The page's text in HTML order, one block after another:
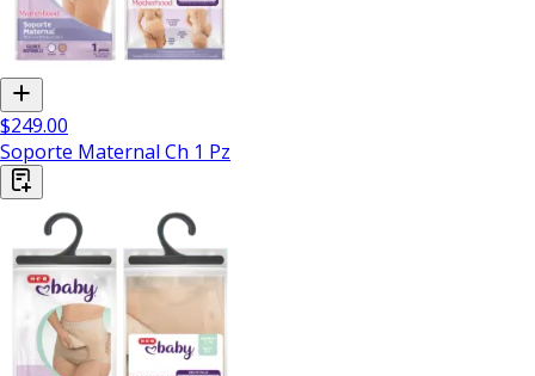
$249.00
Soporte Maternal Ch 1 Pz